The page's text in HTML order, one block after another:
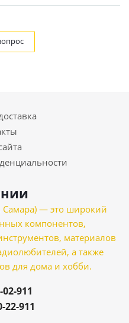
Самара) — это широкий
компонентов,
материалов
а также
для дома и хобби.
911
22-911